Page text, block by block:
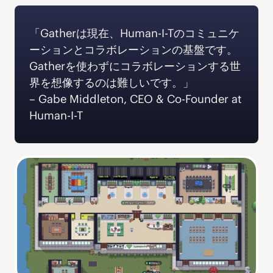
「Gatherは現在、Human-I-Tのコミュニケ
ーションとコラボレーションの基盤です。
Gatherを使わずにコラボレーションする世
界を想像するのは難しいです。」
‍– Gabe Middleton, CEO & Co-Founder at
Human-I-T